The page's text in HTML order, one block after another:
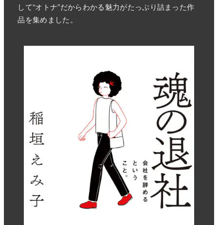
して“オトナ”だからわかる魅力がたっぷり詰まった作
品を集めました。